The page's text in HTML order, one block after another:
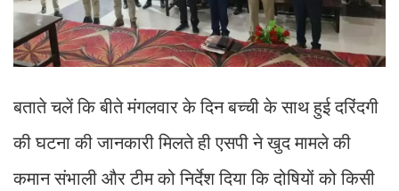
बताते चलें कि बीते मंगलवार के दिन बच्ची के साथ हुई दरिंदगी
की घटना की जानकारी मिलते ही एसपी ने खुद मामले की
कमान संभाली और टीम को निर्देश दिया कि दोषियों को किसी